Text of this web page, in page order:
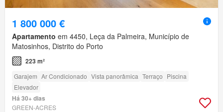
1 800 000 €
Apartamento em 4450, Leça da Palmeira, Município de
Matosinhos, Distrito do Porto
223 m²
Garajem Ar Condicionado Vista panorâmica Terraço Piscina
Elevador
Há 30+ dias
GREEN-ACRES